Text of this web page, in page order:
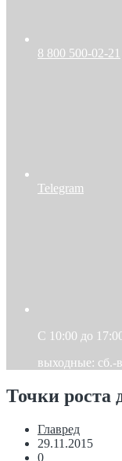
8 800 500-02-21
Telegram
C 10:00 до
выходные: сб.-
Точки роста
Главред
29.11.2015
0